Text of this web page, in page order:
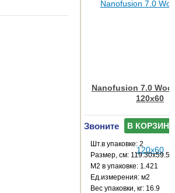
Nanofusion 7.0
120x60
Звоните В КОРЗИНУ
Шт.в упаковке: 2
Размер, см: 119.30x59.55
М2 в упаковке: 1.421
Ед.измерения: м2
Веc упаковки, кг: 16.9